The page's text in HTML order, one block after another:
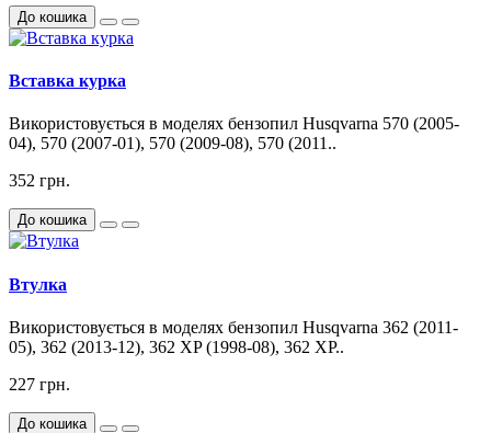
До кошика
Вставка курка
Використовується в моделях бензопил Husqvarna 570 (2005-
04), 570 (2007-01), 570 (2009-08), 570 (2011..
352 грн.
До кошика
Втулка
Використовується в моделях бензопил Husqvarna 362 (2011-
05), 362 (2013-12), 362 XP (1998-08), 362 XP..
227 грн.
До кошика